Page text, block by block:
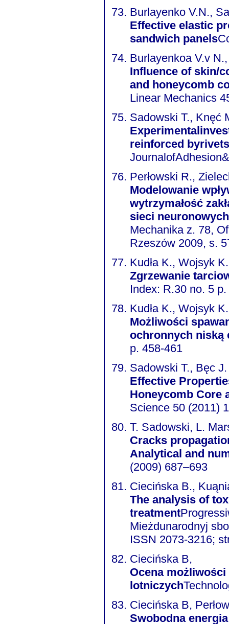
Burlayenko V.N.,
Effective elastic
sandwich panels
Burlayenkoa V.v
Influence of skin/
and honeycomb
Linear Mechanics
Sadowski T., Knęć
reinforced byrivets
Perłowski R.,
Modelowanie
wytrzymałość
sieci neuronowych
Mechanika z. 78,
Rzeszów 2009, s.
Kudła K., Wojsyk
Zgrzewanie
Index: R.30 no. 5
Kudła K., Wojsyk
Możliwości
ochronnych niską
p. 458-461
Sadowski T., Bęc J.
Effective
Honeycomb Core
Science 50 (2011)
T. Sadowski, L.
Cracks
Analytical and
(2009) 687–693
Ciecińska B.,
The analysis of
treatment
Mieżdunarodnyj
ISSN 2073-3216;
Ciecińska B,
Ocena
lotniczych
Ciecińska B,
Swobodna